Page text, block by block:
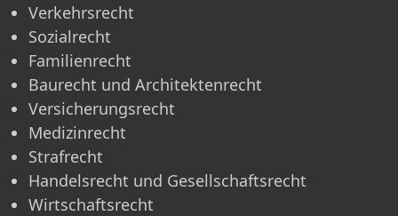
Verkehrsrecht
Sozialrecht
Familienrecht
Baurecht und Architektenrecht
Versicherungsrecht
Medizinrecht
Strafrecht
Handelsrecht und Gesellschaftsrecht
Wirtschaftsrecht